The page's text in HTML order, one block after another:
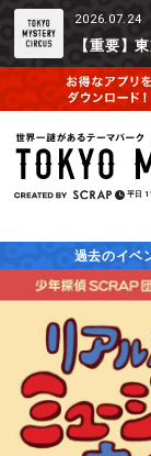
2026.07.24
平日
過去のイベ